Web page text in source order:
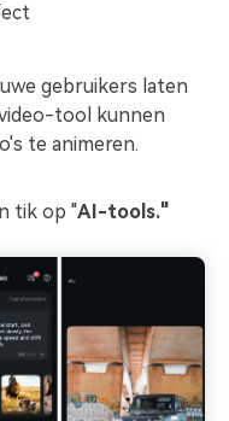
gebruikers laten
tool kunnen
te animeren.
tik op "AI-tools."